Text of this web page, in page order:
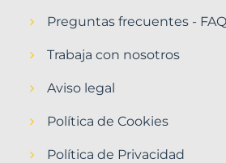
Preguntas frecuentes - FAQ
Trabaja con nosotros
Aviso legal
Política de Cookies
Política de Privacidad